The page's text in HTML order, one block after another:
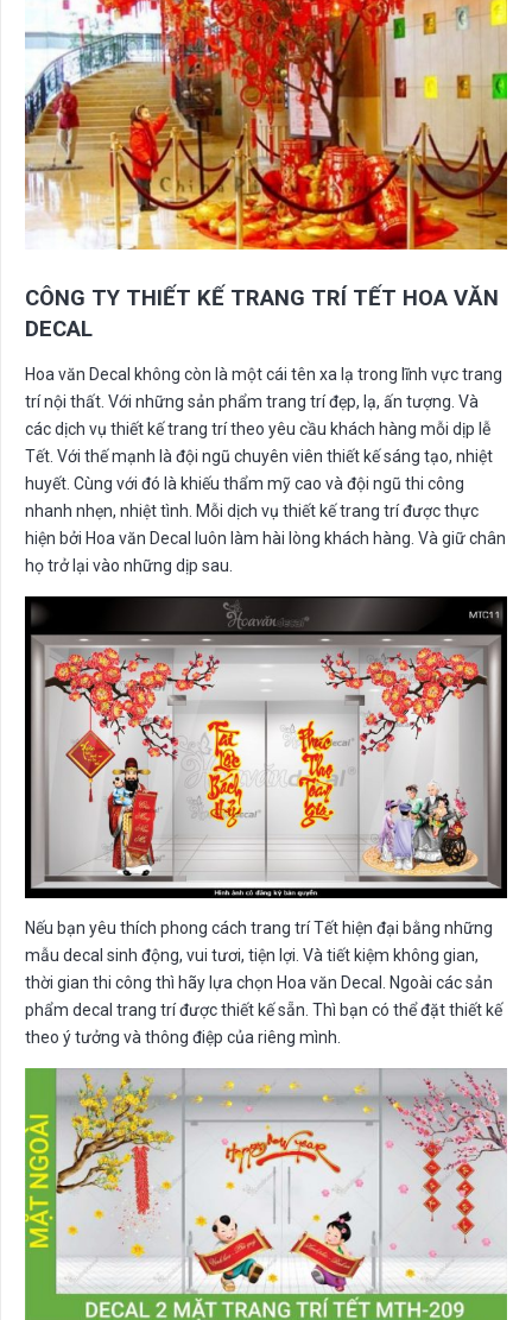
CÔNG TY THIẾT KẾ TRANG TRÍ TẾT HOA VĂN
DECAL
Hoa văn Decal không còn là một cái tên xa lạ trong lĩnh vực trang
trí nội thất. Với những sản phẩm trang trí đẹp, lạ, ấn tượng. Và
các dịch vụ thiết kế trang trí theo yêu cầu khách hàng mỗi dịp lễ
Tết. Với thế mạnh là đội ngũ chuyên viên thiết kế sáng tạo, nhiệt
huyết. Cùng với đó là khiếu thẩm mỹ cao và đội ngũ thi công
nhanh nhẹn, nhiệt tình. Mỗi dịch vụ thiết kế trang trí được thực
hiện bởi Hoa văn Decal luôn làm hài lòng khách hàng. Và giữ chân
họ trở lại vào những dịp sau.
Nếu bạn yêu thích phong cách trang trí Tết hiện đại bằng những
mẫu decal sinh động, vui tươi, tiện lợi. Và tiết kiệm không gian,
thời gian thi công thì hãy lựa chọn Hoa văn Decal. Ngoài các sản
phẩm decal trang trí được thiết kế sẵn. Thì bạn có thể đặt thiết kế
theo ý tưởng và thông điệp của riêng mình.